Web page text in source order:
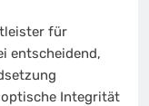
für
entscheidend,
Integrität